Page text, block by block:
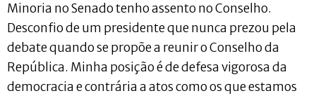
Minoria no Senado tenho assento no Conselho.
Desconfio de um presidente que nunca prezou pela
debate quando se propõe a reunir o Conselho da
República. Minha posição é de defesa vigorosa da
democracia e contrária a atos como os que estamos